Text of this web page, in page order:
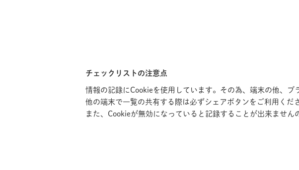
チェックリストの注意点
情報の記録にCookieを使用しています。その為、端末の他、ブ
他の端末で一覧の共有する際は必ずシェアボタンをご利用くだ
また、Cookieが無効になっていると記録することが出来ません